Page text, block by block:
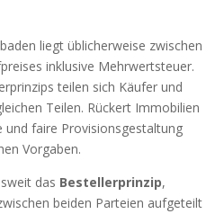
liegt üblicherweise zwischen
inklusive Mehrwertsteuer.
teilen sich Käufer und
Teilen. Rückert Immobilien
faire Provisionsgestaltung
Vorgaben.
das Bestellerprinzip,
beiden Parteien aufgeteilt